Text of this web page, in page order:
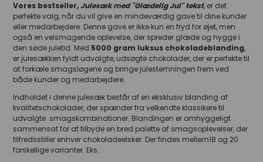
Vores bestseller, Julesæk med "Glædelig Jul" tekst, er det
perfekte valg, når du vil give en mindeværdig gave til dine kunder
eller medarbejdere. Denne gave er ikke kun en fryd for øjet, men
også en velsmagende oplevelse, der spreder glæde og hygge i
den søde juletid. Med 5000 gram luksus chokoladeblanding,
er julesækken fyldt udvalgte, udsøgte chokolader, der er perfekte til
at forkæle smagsløgene og bringe julestemningen frem ved
både kunder og medarbejdere.
Indholdet i denne julesæk består af en eksklusiv blanding af
kvalitetschokolader, der spænder fra velkendte klassikere til
udvalgte smagskombinationer. Blandingen er omhyggeligt
sammensat for at tilbyde en bred palette af smagsoplevelser, der
tilfredsstiller enhver chokoladeelsker. Der findes mellem18 og 20
forskellige varianter. Eks.